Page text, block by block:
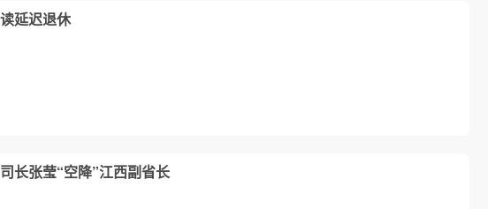
延迟退休
长张莹“空降”江西副省长